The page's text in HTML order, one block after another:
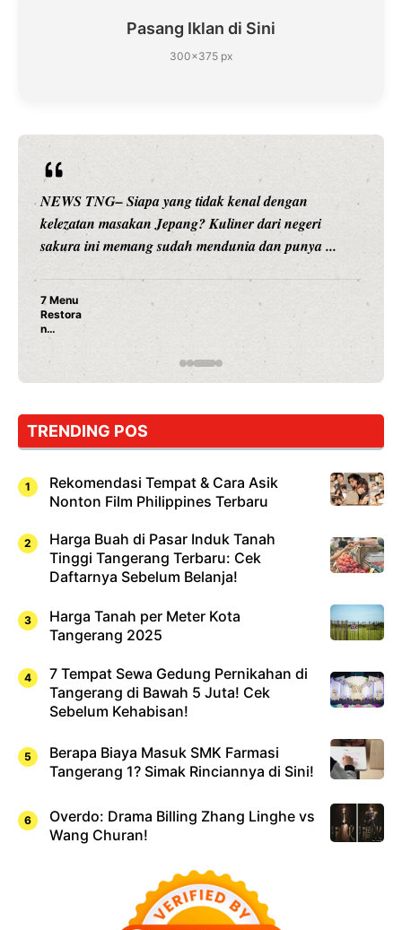
Pasang Iklan di Sini
300×375 px
NEWS TNG– Siapa sangka, dua nama besar di dunia
hiburan, Nunung Srimulat dan Vicky Prasetyo, kini
merambah dunia kuliner dengan ...
Nunung Srimulat & Vicky Prasetyo Buka Restoran
Rahasia Mami Bikin Nagih!
TRENDING POS
Rekomendasi Tempat & Cara Asik
Nonton Film Philippines Terbaru
Harga Buah di Pasar Induk Tanah
Tinggi Tangerang Terbaru: Cek
Daftarnya Sebelum Belanja!
Harga Tanah per Meter Kota
Tangerang 2025
7 Tempat Sewa Gedung Pernikahan di
Tangerang di Bawah 5 Juta! Cek
Sebelum Kehabisan!
Berapa Biaya Masuk SMK Farmasi
Tangerang 1? Simak Rinciannya di Sini!
Overdo: Drama Billing Zhang Linghe vs
Wang Churan!